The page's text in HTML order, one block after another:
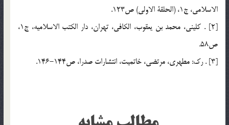
الاسلامي، ج1، (الحلقة الاولي) ص123.
[2] . كليني، محمد بن يعقوب، الكافي، تهران، دار الكتب الاسلاميه، ج1،
ص58.
[3] . رك: مطهري، مرتضي، خاتميت، انتشارات صدرا، ص144-146.